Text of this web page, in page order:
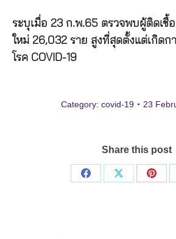
ระบุเมื่อ 23 ก.พ.65 ตรวจพบผู้ติดเชื้อ
ใหม่ 26,032 ราย สูงที่สุดตั้งแต่เกิดก
โรค COVID-19
Category: covid-19 23
Share this post
Share
Share